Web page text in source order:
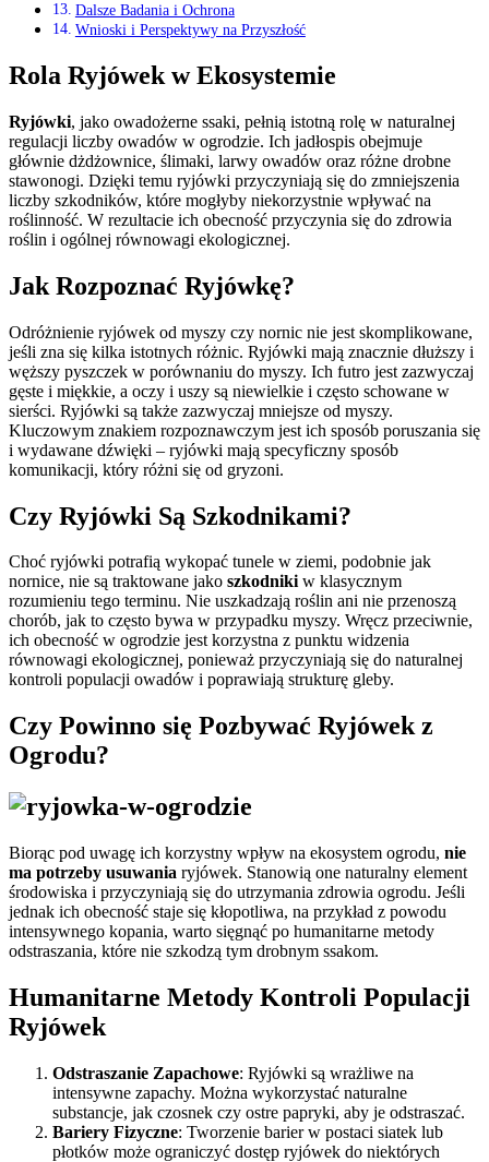
Dalsze Badania i Ochrona
Wnioski i Perspektywy na Przyszłość
Rola Ryjówek w Ekosystemie
Ryjówki, jako owadożerne ssaki, pełnią istotną rolę w naturalnej
regulacji liczby owadów w ogrodzie. Ich jadłospis obejmuje
głównie dżdżownice, ślimaki, larwy owadów oraz różne drobne
stawonogi. Dzięki temu ryjówki przyczyniają się do zmniejszenia
liczby szkodników, które mogłyby niekorzystnie wpływać na
roślinność. W rezultacie ich obecność przyczynia się do zdrowia
roślin i ogólnej równowagi ekologicznej.
Jak Rozpoznać Ryjówkę?
Odróżnienie ryjówek od myszy czy nornic nie jest skomplikowane,
jeśli zna się kilka istotnych różnic. Ryjówki mają znacznie dłuższy i
węższy pyszczek w porównaniu do myszy. Ich futro jest zazwyczaj
gęste i miękkie, a oczy i uszy są niewielkie i często schowane w
sierści. Ryjówki są także zazwyczaj mniejsze od myszy.
Kluczowym znakiem rozpoznawczym jest ich sposób poruszania się
i wydawane dźwięki – ryjówki mają specyficzny sposób
komunikacji, który różni się od gryzoni.
Czy Ryjówki Są Szkodnikami?
Choć ryjówki potrafią wykopać tunele w ziemi, podobnie jak
nornice, nie są traktowane jako szkodnikiw klasycznym
rozumieniu tego terminu. Nie uszkadzają roślin ani nie przenoszą
chorób, jak to często bywa w przypadku myszy. Wręcz przeciwnie,
ich obecność w ogrodzie jest korzystna z punktu widzenia
równowagi ekologicznej, ponieważ przyczyniają się do naturalnej
kontroli populacji owadów i poprawiają strukturę gleby.
Czy Powinno się Pozbywać Ryjówek z
Ogrodu?
Biorąc pod uwagę ich korzystny wpływ na ekosystem ogrodu, nie
ma potrzeby usuwania ryjówek. Stanowią one naturalny element
środowiska i przyczyniają się do utrzymania zdrowia ogrodu. Jeśli
jednak ich obecność staje się kłopotliwa, na przykład z powodu
intensywnego kopania, warto sięgnąć po humanitarne metody
odstraszania, które nie szkodzą tym drobnym ssakom.
Humanitarne Metody Kontroli Populacji
Ryjówek
Odstraszanie Zapachowe: Ryjówki są wrażliwe na
intensywne zapachy. Można wykorzystać naturalne
substancje, jak czosnek czy ostre papryki, aby je odstraszać.
Bariery Fizyczne: Tworzenie barier w postaci siatek lub
płotków może ograniczyć dostęp ryjówek do niektórych